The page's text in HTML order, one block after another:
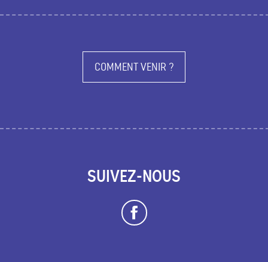
COMMENT VENIR ?
SUIVEZ-NOUS